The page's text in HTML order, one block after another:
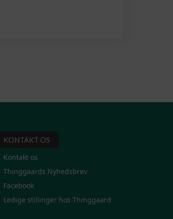
KONTAKT OS
Kontakt os
Thinggaards Nyhedsbrev
Facebook
Ledige stillinger hos Thinggaard